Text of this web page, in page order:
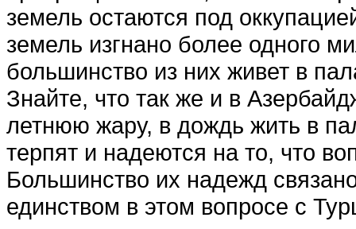
земель остаются под
земель изгнано более одного
большинство из них живет в
Знайте, что так же и в
летнюю жару, в дождь жить в
терпят и надеются на то, что
Большинство их надежд
единством в этом вопросе с